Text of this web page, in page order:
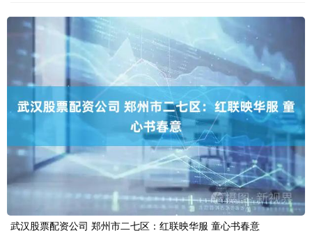
武汉股票配资公司 郑州市二七区：红联映华服 童心书春意